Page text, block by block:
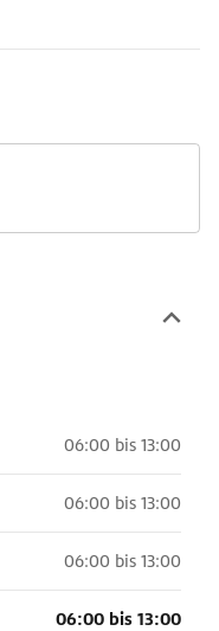
06:00 bis 13:00
06:00 bis 13:00
06:00 bis 13:00
06:00 bis 13:00